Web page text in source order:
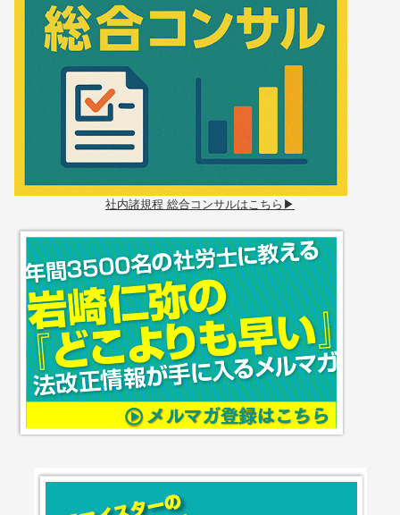
社内諸規程 総合コンサルはこちら▶